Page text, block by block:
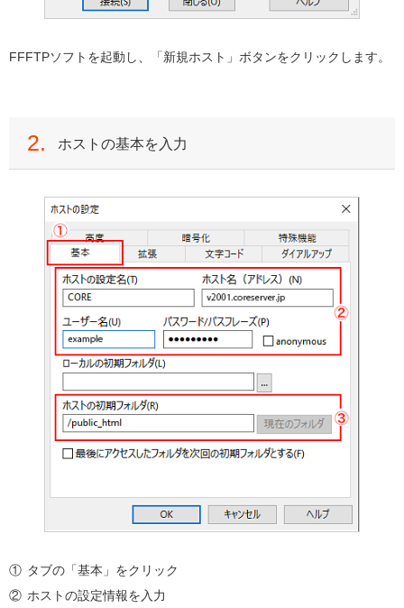
FFFTPソフトを起動し、「新規ホスト」ボタンをクリックします。
2. ホストの基本を入力
タブの「基本」をクリック
ホストの設定情報を入力